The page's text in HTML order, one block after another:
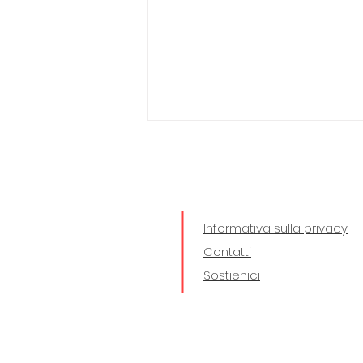
Studium Sanctæ Luciæ
Informativa sulla privacy
Contatti
Sostienici